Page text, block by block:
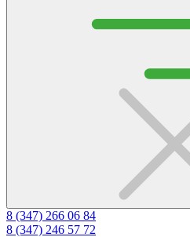
8 (347) 266 06 84
8 (347) 246 57 72